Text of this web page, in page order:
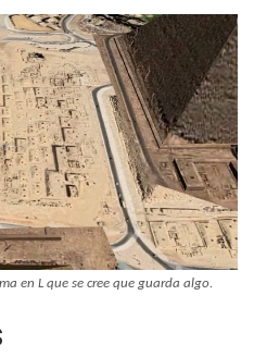
en L que se cree que guarda algo.